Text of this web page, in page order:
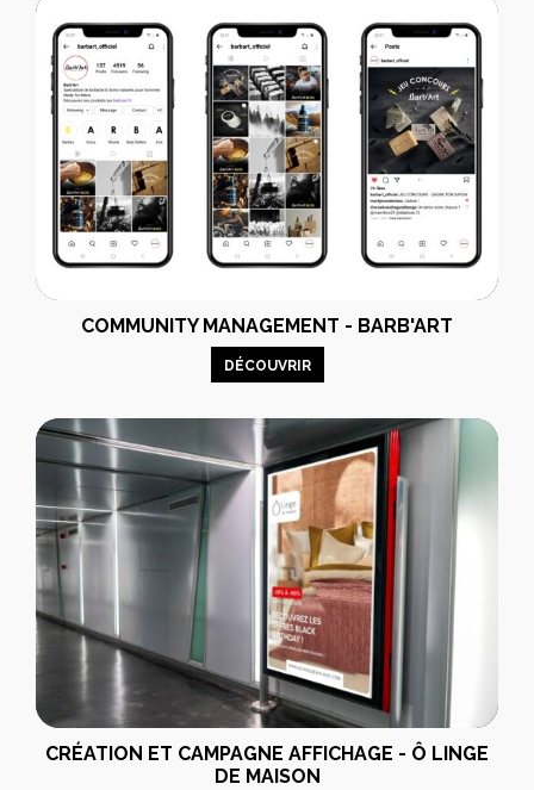
COMMUNITY MANAGEMENT - BARB'ART
DÉCOUVRIR
CRÉATION ET CAMPAGNE AFFICHAGE - Ô LINGE
DE MAISON